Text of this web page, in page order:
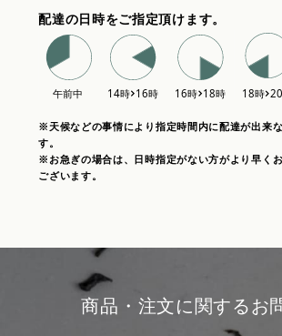
配達の日時をご指定頂けます。
※天候などの事情により指定時間内に配達が出来
す。
※お急ぎの場合は、日時指定がない方がより早く
ございます。
商品・注文に関するお